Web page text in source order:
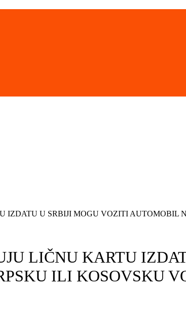
IZDATU U SRBIJI MOGU VOZITI AUTOMOBIL
LIČNU KARTU
ILI KOSOVSKU